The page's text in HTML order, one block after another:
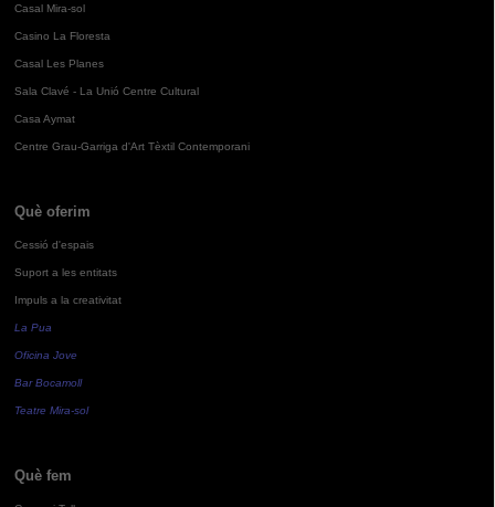
Casal Mira-sol
Casino La Floresta
Casal Les Planes
Sala Clavé - La Unió Centre Cultural
Casa Aymat
Centre Grau-Garriga d'Art Tèxtil Contemporani
Què oferim
Cessió d'espais
Suport a les entitats
Impuls a la creativitat
La Pua
Oficina Jove
Bar Bocamoll
Teatre Mira-sol
Què fem